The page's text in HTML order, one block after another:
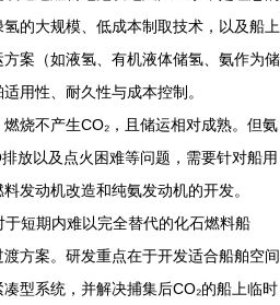
的大规模、低成本制取技术，以及船上
案（如液氢、有机液体储氢、氨作为储
用性、耐久性与成本控制。
燃烧不产生CO₂，且储运相对成熟。但氨
放以及点火困难等问题，需要针对船用
发动机改造和纯氨发动机的开发。
于短期内难以完全替代的化石燃料船
方案。研发重点在于开发适合船舶空间
型系统，并解决捕集后CO₂的船上临时